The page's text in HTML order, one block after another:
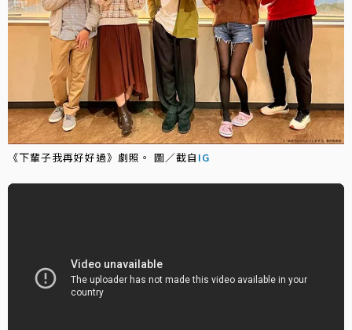
《下輩子我再好好過》劇照。 圖／截自 IG